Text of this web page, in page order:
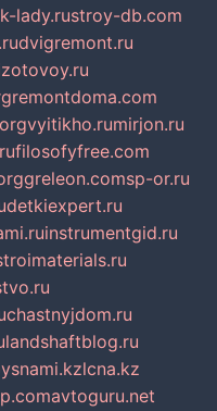
lady.rustroy-db.com
dvigremont.ru
remontdoma.com
vyitikho.rumirjon.ru
filosofyfree.com
greleon.comsp-or.ru
detkiexpert.ru
instrumentgid.ru
chastnyjdom.ru
landshaftblog.ru
lcna.kz
avtoguru.net